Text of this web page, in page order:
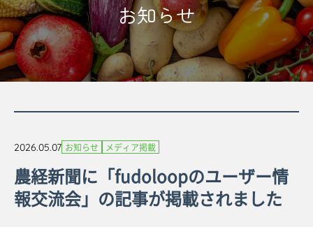
お知らせ
2026.05.07 お知らせ メディア掲載
農経新聞に「fudoloopのユーザー情
報交流会」の記事が掲載されました